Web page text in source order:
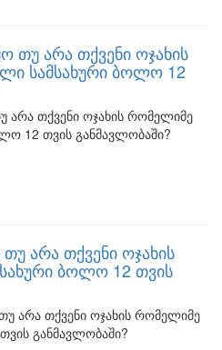
თუ არა თქვენი ოჯახის
სამსახური ბოლო 12
არა თქვენი ოჯახის რომელიმე
12 თვის განმავლობაში?
არა თქვენი ოჯახის
ბოლო 12 თვის
არა თქვენი ოჯახის რომელიმე
განმავლობაში?